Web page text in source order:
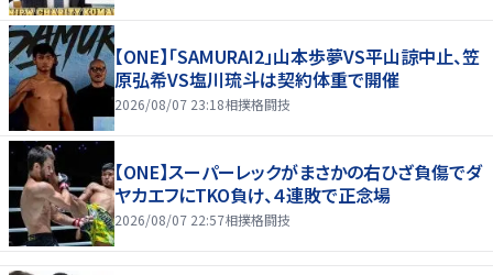
【ONE】「SAMURAI2」山本歩夢VS平山諒中止、笠
原弘希VS塩川琉斗は契約体重で開催
2026/08/07 23:18相撲格闘技
【ONE】スーパーレックがまさかの右ひざ負傷でダ
ヤカエフにTKO負け、４連敗で正念場
2026/08/07 22:57相撲格闘技